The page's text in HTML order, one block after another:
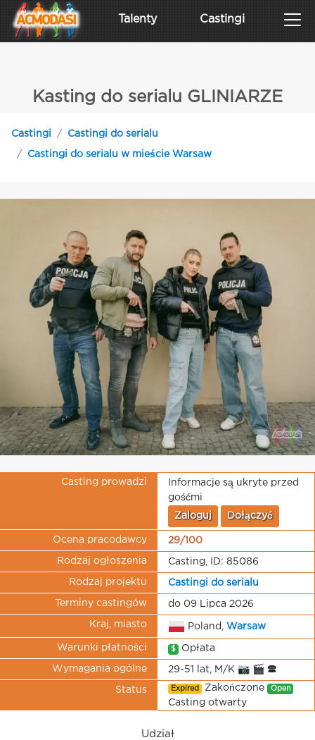
Talenty Castingi
Kasting do serialu GLINIARZE
Castingi Castingi do serialu
Castingi do serialu w mieście Warsaw
Casting prowadzi
Informacje są ukryte przed
gośćmi
Zaloguj Dołączyć
Ocena pracodawcy 29/100
Rodzaj ogłoszenia Casting, ID: 85086
Rodzaj projektu Castingi do serialu
Terminy castingów do 09 Lipca 2026
Kraj, miasto Poland, Warsaw
Warunki płatności $ Opłata
Wymagania ogólne 29-51 lat, M/K 📷 🎬 🕿
Status Expired Zakończone Open
Casting otwarty
Udział